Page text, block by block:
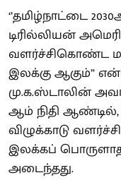
‘’தமிழ்நாட்டை
டிரில்லியன்
வளர்ச்சிகொண்ட
இலக்கு ஆகும்”
மு.க.ஸ்டாலின்
ஆம் நிதி ஆண்டில்,
விழுக்காடு
இலக்கப்
அடைந்தது.